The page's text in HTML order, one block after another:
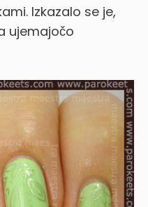
Izkazalo se je,
ujemajočo